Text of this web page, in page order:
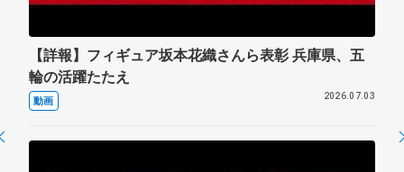
【詳報】フィギュア坂本花織さんら表彰 兵庫県、五
輪の活躍たたえ
動画 2026.07.03